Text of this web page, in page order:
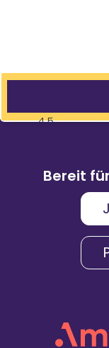
4,5
Karriere & Gehalt
Unternehmenskultur
Bereit